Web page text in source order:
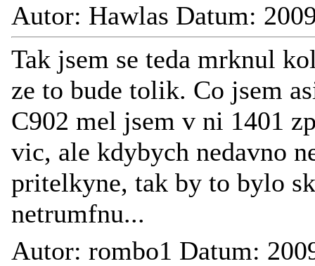
Autor: Hawlas Datum:
Tak jsem se teda mrknul
ze to bude tolik. Co jsem
C902 mel jsem v ni 1401
vic, ale kdybych nedavno
pritelkyne, tak by to bylo
netrumfnu...
Autor: rombo1 Datum: